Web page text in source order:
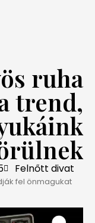
ruha
trend,
Felnőtt divat
fel önmagukat